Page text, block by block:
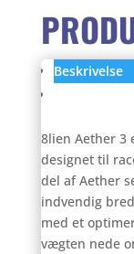
Beskrivelse
8lien Aether
designet til
del af Aether
indvendig
med et
vægten nede